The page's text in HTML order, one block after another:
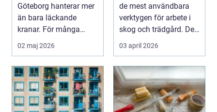
Göteborg hanterar mer
än bara läckande
kranar. För många
fastighetsägare,
02 maj 2026
de mest användbara
verktygen för arbete i
skog och trädgård. Den
kan fälla trä...
03 april 2026